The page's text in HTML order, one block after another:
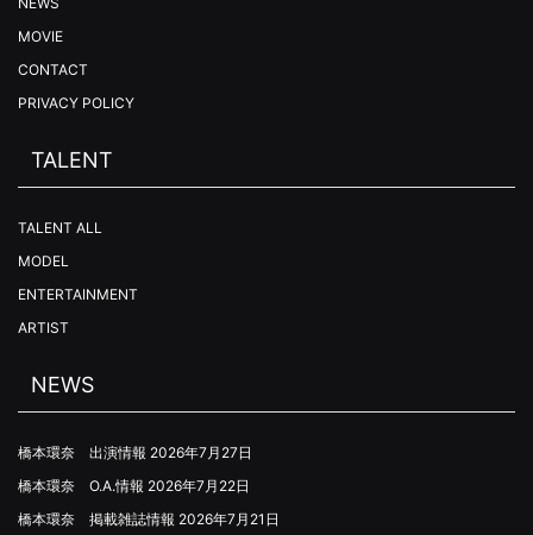
MOVIE
CONTACT
PRIVACY POLICY
TALENT
TALENT ALL
MODEL
ENTERTAINMENT
ARTIST
NEWS
橋本環奈 出演情報 2026年7月27日
橋本環奈 O.A.情報 2026年7月22日
橋本環奈 掲載雑誌情報 2026年7月21日